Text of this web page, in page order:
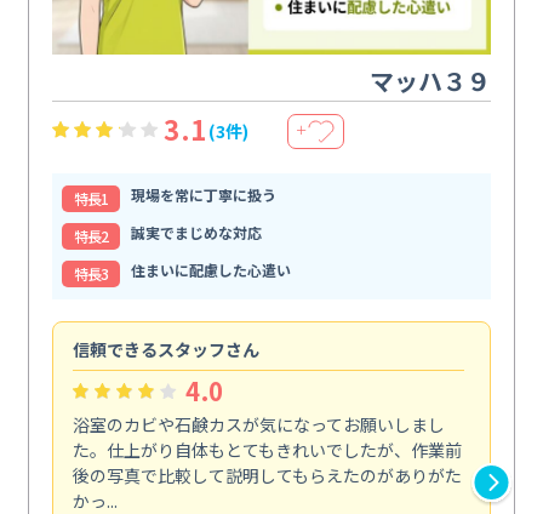
マッハ３９
3.1 (3件) ＋
特⻑1
現場を常に丁寧に扱う
特⻑2
誠実でまじめな対応
特⻑3
住まいに配慮した心遣い
信頼できるスタッフさん
4.0
浴室のカビや石鹸カスが気になってお願いしまし
た。仕上がり自体もとてもきれいでしたが、作業前
後の写真で比較して説明してもらえたのがありがた
かっ...